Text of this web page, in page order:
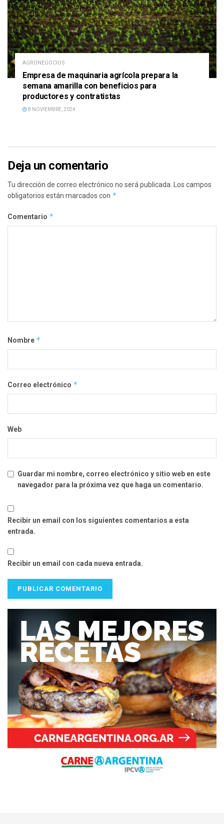
AGRONEGOCIOS
Empresa de maquinaria agrícola prepara la
semana amarilla con beneficios para
productores y contratistas
8 NOVIEMBRE, 2024
Deja un comentario
Tu dirección de correo electrónico no será publicada.
Los campos
obligatorios están marcados con *
Comentario *
Nombre *
Correo electrónico *
Web
Guardar mi nombre, correo electrónico y sitio web en este
navegador para la próxima vez que haga un comentario.
Recibir un email con los siguientes comentarios a esta
entrada.
Recibir un email con cada nueva entrada.